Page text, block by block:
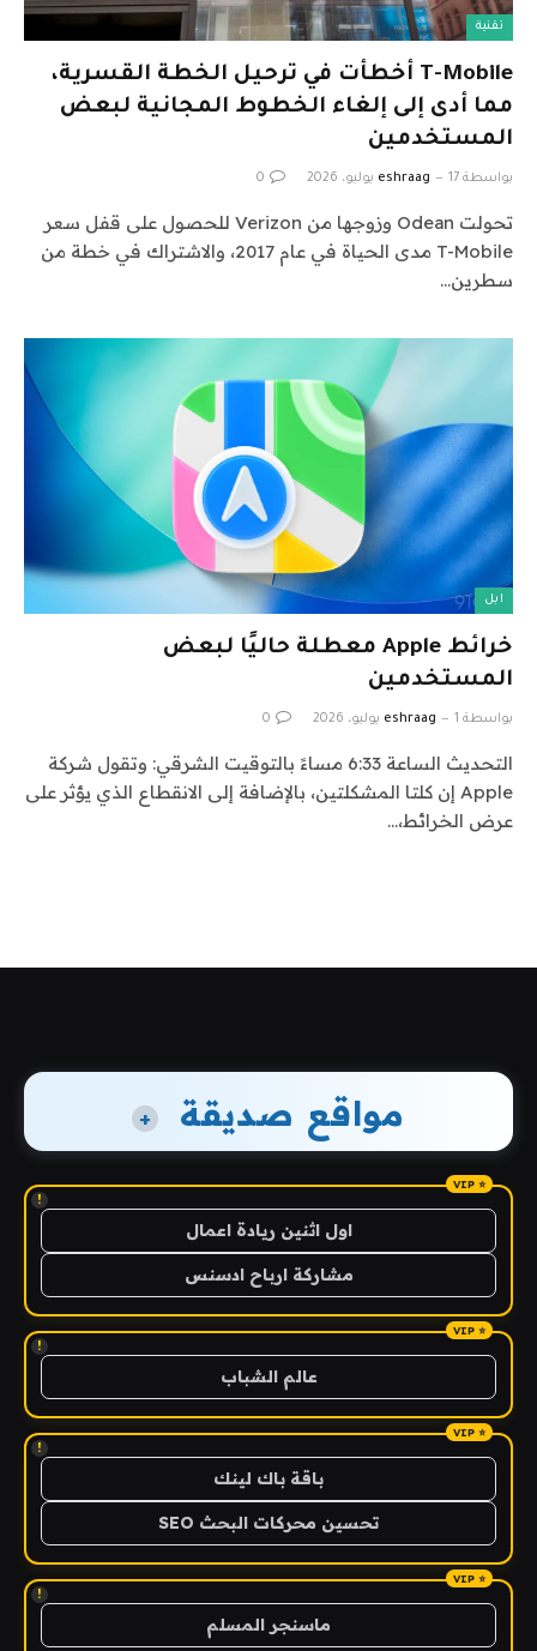
تقنية
T-Mobile أخطأت في ترحيل الخطة القسرية،
مما أدى إلى إلغاء الخطوط المجانية لبعض
المستخدمين
بواسطة eshraag 17 يوليو، 2026 0
تحولت Odean وزوجها من Verizon للحصول على قفل سعر
T-Mobile مدى الحياة في عام 2017، والاشتراك في خطة من
سطرين…
ابل
خرائط Apple معطلة حاليًا لبعض
المستخدمين
بواسطة eshraag 1 يوليو، 2026 0
التحديث الساعة 6:33 مساءً بالتوقيت الشرقي: وتقول شركة
Apple إن كلتا المشكلتين، بالإضافة إلى الانقطاع الذي يؤثر على
عرض الخرائط،…
مواقع صديقة +
!
اول اثنين ريادة اعمال
مشاركة ارباح ادسنس
!
عالم الشباب
!
باقة باك لينك
تحسين محركات البحث SEO
!
ماسنجر المسلم